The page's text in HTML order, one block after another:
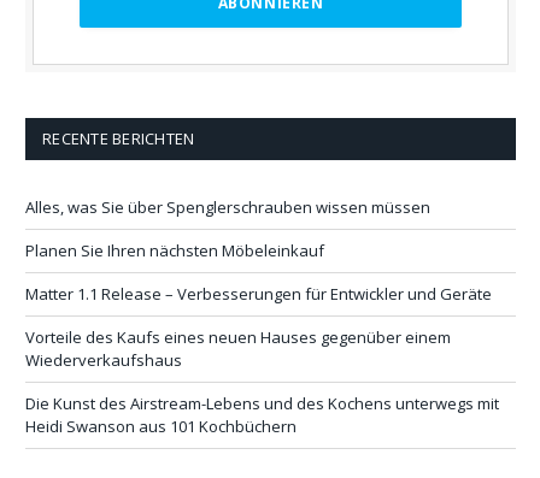
RECENTE BERICHTEN
Alles, was Sie über Spenglerschrauben wissen müssen
Planen Sie Ihren nächsten Möbeleinkauf
Matter 1.1 Release – Verbesserungen für Entwickler und Geräte
Vorteile des Kaufs eines neuen Hauses gegenüber einem
Wiederverkaufshaus
Die Kunst des Airstream-Lebens und des Kochens unterwegs mit
Heidi Swanson aus 101 Kochbüchern